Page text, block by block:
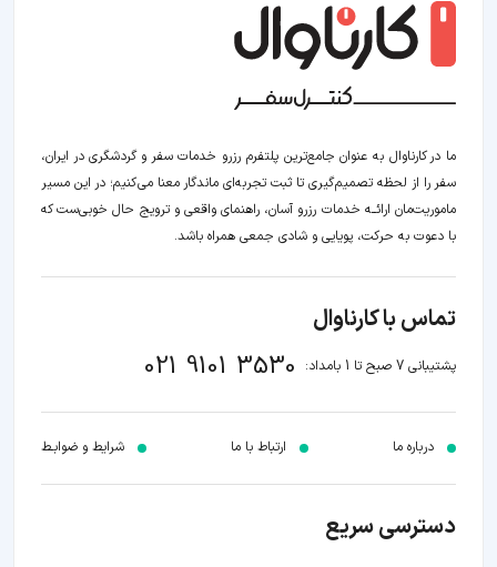
ما در کارناوال به عنوان جامع‌ترین پلتفرم رزرو خدمات سفر و گردشگری در ایران،
سفر را از لحظه‌ تصمیم‌گیری تا ثبت تجربه‌ای ماندگار معنا می‌کنیم؛ در این مسیر‍
ماموریت‌مان اراﺋــﻪ خدمات رزرو آسان، راهنمای واقعی و ترویج حال خوبی‌ست که
با دعوت به حرکت، پویایی و شادی جمعی همراه باشد.
تماس با کارناوال
پشتیبانی 7 صبح تا 1 بامداد: 021 9101 3530
درباره ما ارتباط با ما شرایط و ضوابـط
دسترسی سریع